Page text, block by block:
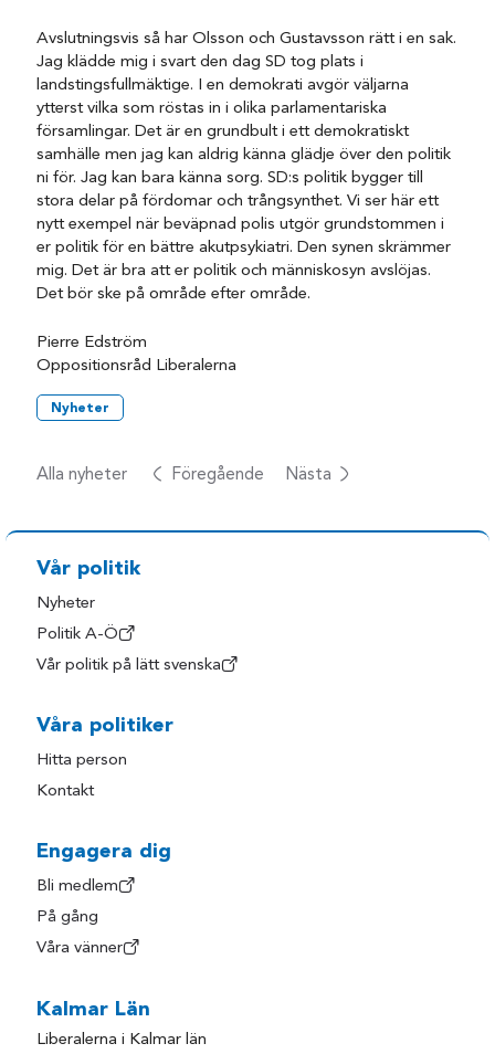
Avslutningsvis så har Olsson och Gustavsson rätt i en sak.
Jag klädde mig i svart den dag SD tog plats i
landstingsfullmäktige. I en demokrati avgör väljarna
ytterst vilka som röstas in i olika parlamentariska
församlingar. Det är en grundbult i ett demokratiskt
samhälle men jag kan aldrig känna glädje över den politik
ni för. Jag kan bara känna sorg. SD:s politik bygger till
stora delar på fördomar och trångsynthet. Vi ser här ett
nytt exempel när beväpnad polis utgör grundstommen i
er politik för en bättre akutpsykiatri. Den synen skrämmer
mig. Det är bra att er politik och människosyn avslöjas.
Det bör ske på område efter område.
Pierre Edström
Oppositionsråd Liberalerna
Nyheter
Alla nyheter Föregående Nästa
Vår politik
Nyheter
Politik A-Ö
Vår politik på lätt svenska
Våra politiker
Hitta person
Kontakt
Engagera dig
Bli medlem
På gång
Våra vänner
Kalmar Län
Liberalerna i Kalmar län